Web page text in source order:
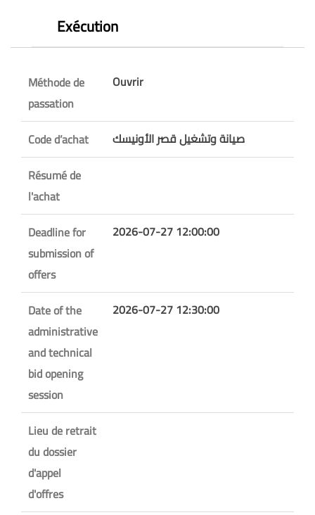
Exécution
Méthode de
passation
Ouvrir
Code d’achat
صيانة وتشغيل قصر الأونيسك
Résumé de
l'achat
Deadline for
submission of
offers
2026-07-27 12:00:00
Date of the
administrative
and technical
bid opening
session
2026-07-27 12:30:00
Lieu de retrait
du dossier
d'appel
d'offres